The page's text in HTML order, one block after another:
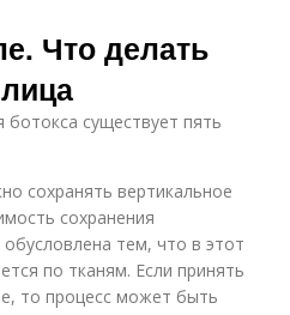
Что делать
существует пять
сохранять вертикальное
сохранения
тем, что в этот
по тканям. Если принять
то процесс может быть